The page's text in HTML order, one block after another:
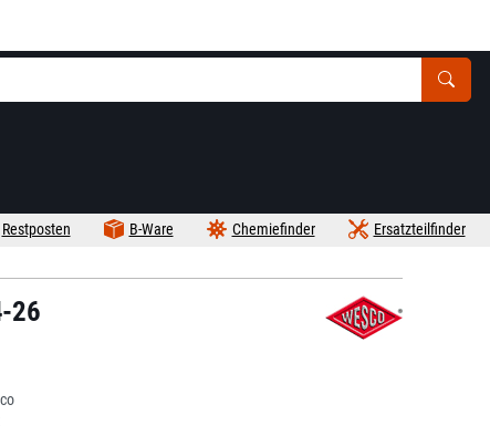
Ersatzteilfinder
Chemiefinder
B-Ware
Restposten
26